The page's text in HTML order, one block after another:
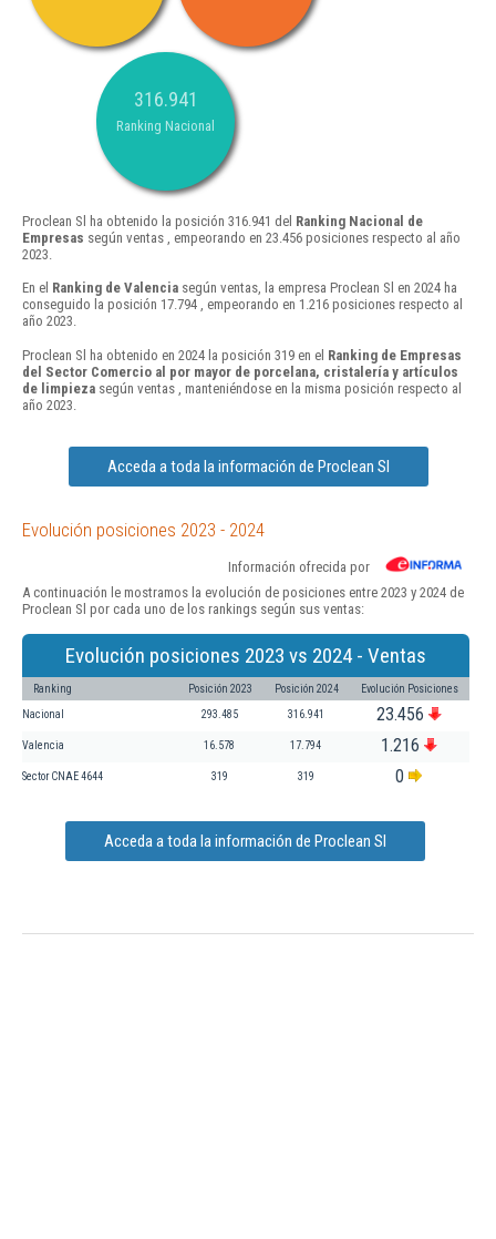
316.941
Ranking Nacional
Proclean Sl ha obtenido la posición 316.941 del Ranking Nacional de
Empresas según ventas , empeorando en 23.456 posiciones respecto al año
2023.
En el Ranking de Valencia según ventas, la empresa Proclean Sl en 2024 ha
conseguido la posición 17.794 , empeorando en 1.216 posiciones respecto al
año 2023.
Proclean Sl ha obtenido en 2024 la posición 319 en el Ranking de Empresas
del Sector Comercio al por mayor de porcelana, cristalería y artículos
de limpieza según ventas , manteniéndose en la misma posición respecto al
año 2023.
Acceda a toda la información de Proclean Sl
Evolución posiciones 2023 - 2024
Información ofrecida por
A continuación le mostramos la evolución de posiciones entre 2023 y 2024 de
Proclean Sl por cada uno de los rankings según sus ventas:
Evolución posiciones 2023 vs 2024 - Ventas
Ranking Posición 2023 Posición 2024 Evolución Posiciones
Nacional 293.485 316.941 23.456
Valencia 16.578 17.794 1.216
Sector CNAE 4644 319 319 0
Acceda a toda la información de Proclean Sl